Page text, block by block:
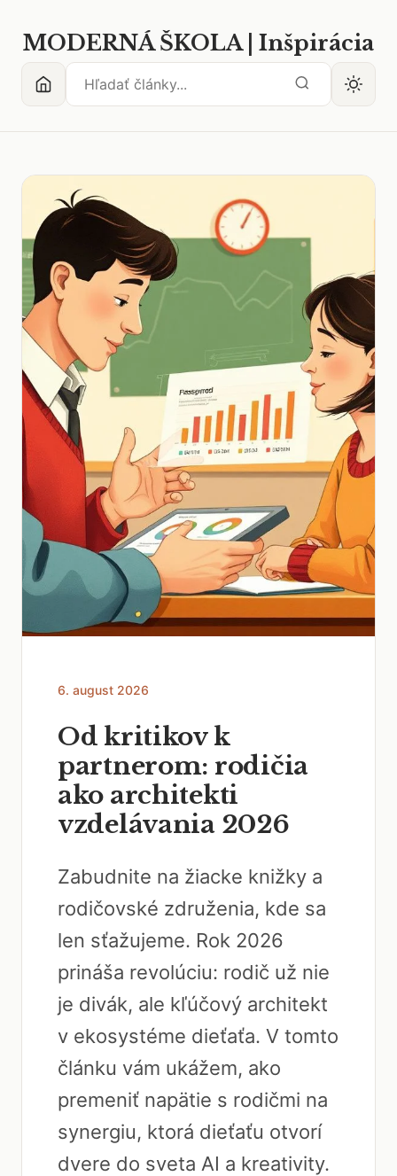
MODERNÁ ŠKOLA | Inšpirácia
6. august 2026
Od kritikov k
partnerom: rodičia
ako architekti
vzdelávania 2026
Zabudnite na žiacke knižky a
rodičovské združenia, kde sa
len sťažujeme. Rok 2026
prináša revolúciu: rodič už nie
je divák, ale kľúčový architekt
v ekosystéme dieťaťa. V tomto
článku vám ukážem, ako
premeniť napätie s rodičmi na
synergiu, ktorá dieťaťu otvorí
dvere do sveta AI a kreativity.